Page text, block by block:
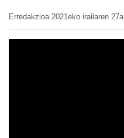
Erredakzioa 2021eko irailaren 27a